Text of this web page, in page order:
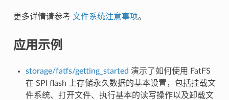
更多详情请参考 文件系统注意事项。
应用示例
storage/fatfs/getting_started 演示了如何使用 FatFS
在 SPI flash 上存储永久数据的基本设置，包括挂载文
件系统、打开文件、执行基本的读写操作以及卸载文